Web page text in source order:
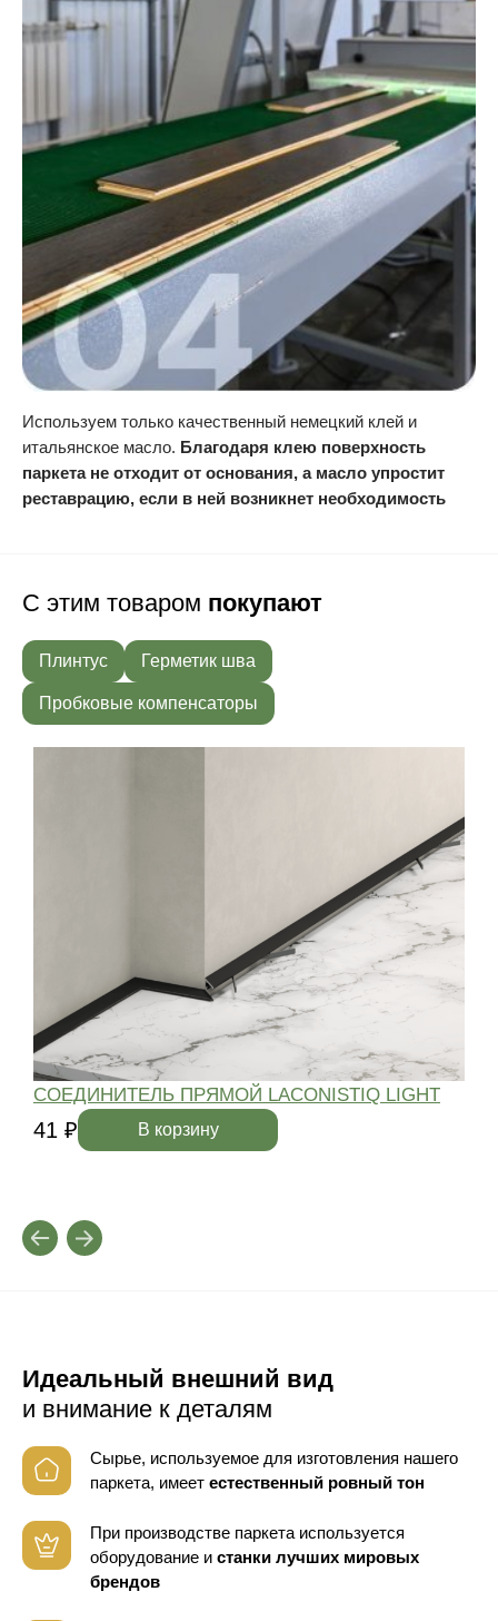
Используем только качественный немецкий клей и
итальянское масло. Благодаря клею поверхность
паркета не отходит от основания, а масло упростит
реставрацию, если в ней возникнет необходимость
С этим товаром покупают
Плинтус Герметик шва
Пробковые компенсаторы
СОЕДИНИТЕЛЬ ПРЯМОЙ LACONISTIQ LIGHT
41 ₽ В корзину
Идеальный внешний вид
и внимание к деталям
Сырье, используемое для изготовления нашего
паркета, имеет естественный ровный тон
При производстве паркета используется
оборудование и станки лучших мировых
брендов